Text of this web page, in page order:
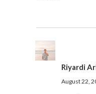
Riyardi
August 22,